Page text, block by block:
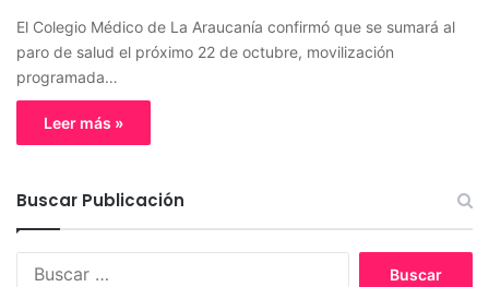
El Colegio Médico de La Araucanía confirmó que se sumará al
paro de salud el próximo 22 de octubre, movilización
programada…
Leer más »
Buscar Publicación